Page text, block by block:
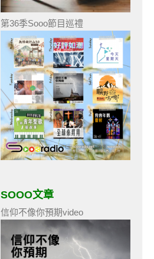
第36季Sooo節目巡禮
SOOO文章
信仰不像你預期video